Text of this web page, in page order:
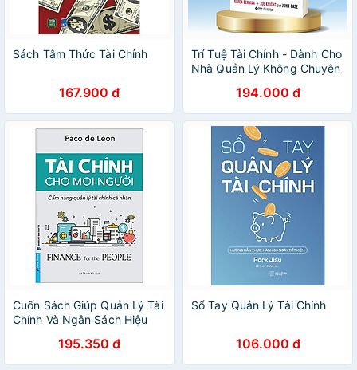
Sách Tâm Thức Tài Chính
167.900 đ
Trí Tuệ Tài Chính - Dành Cho
Nhà Quản Lý Không Chuyên
194.000 đ
Cuốn Sách Giúp Quản Lý Tài
Chính Và Ngân Sách Hiệu
Người - Cẩm Nang Quản Lý
Tài Chính Cá Nhân
195.350 đ
Sổ Tay Quản Lý Tài Chính
106.000 đ